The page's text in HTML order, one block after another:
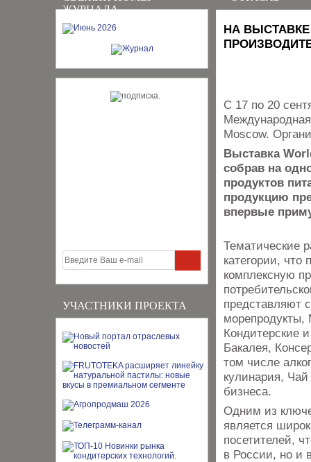
ЖУРНАЛА
УЧАСТНИКИ ПРОЕКТА
НА ВЫСТАВКЕ
С 17 по 20
Moscow.
Выставка
собрав на
продуктов
продукцию
впервые
Тематические
категории, что
комплексную
представляют
Кондитерские
Бакалея,
том числе
кулинария,
бизнеса.
Одним из
является
посетителей,
в России, но и